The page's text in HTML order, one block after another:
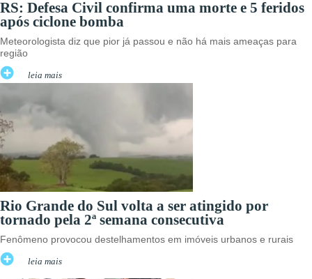
RS: Defesa Civil confirma uma morte e 5 feridos
após ciclone bomba
Meteorologista diz que pior já passou e não há mais ameaças para
região
leia mais
Rio Grande do Sul volta a ser atingido por
tornado pela 2ª semana consecutiva
Fenômeno provocou destelhamentos em imóveis urbanos e rurais
leia mais